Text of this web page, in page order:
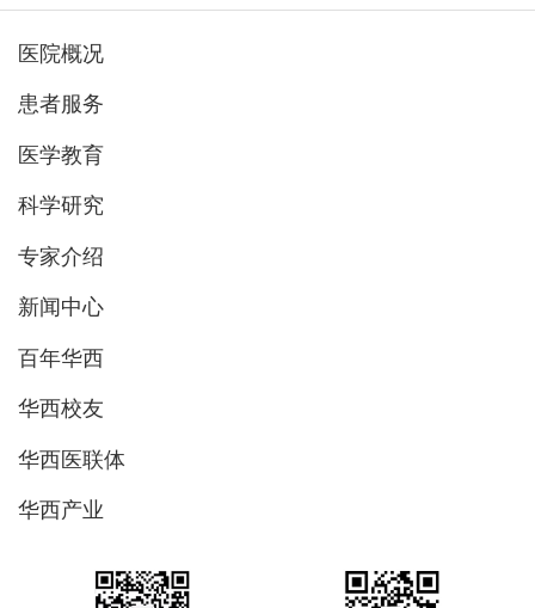
医院概况
患者服务
医学教育
科学研究
专家介绍
新闻中心
百年华西
华西校友
华西医联体
华西产业